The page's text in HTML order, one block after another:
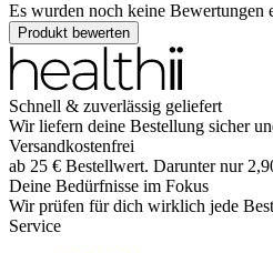
Es wurden noch keine Bewertungen
Produkt bewerten
Schnell & zuverlässig geliefert
Wir liefern deine Bestellung sicher
Versandkostenfrei
ab 25 € Bestellwert. Darunter nur
Deine Bedürfnisse im Fokus
Wir prüfen für dich wirklich jede
Service